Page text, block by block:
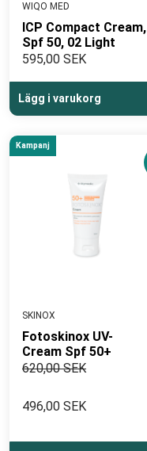
WIQO MED
ICP Compact Cream,
Spf 50, 02 Light
595,00 SEK
Lägg i varukorg
Kampanj
SKINOX
Fotoskinox UV-
Cream Spf 50+
620,00 SEK
496,00 SEK